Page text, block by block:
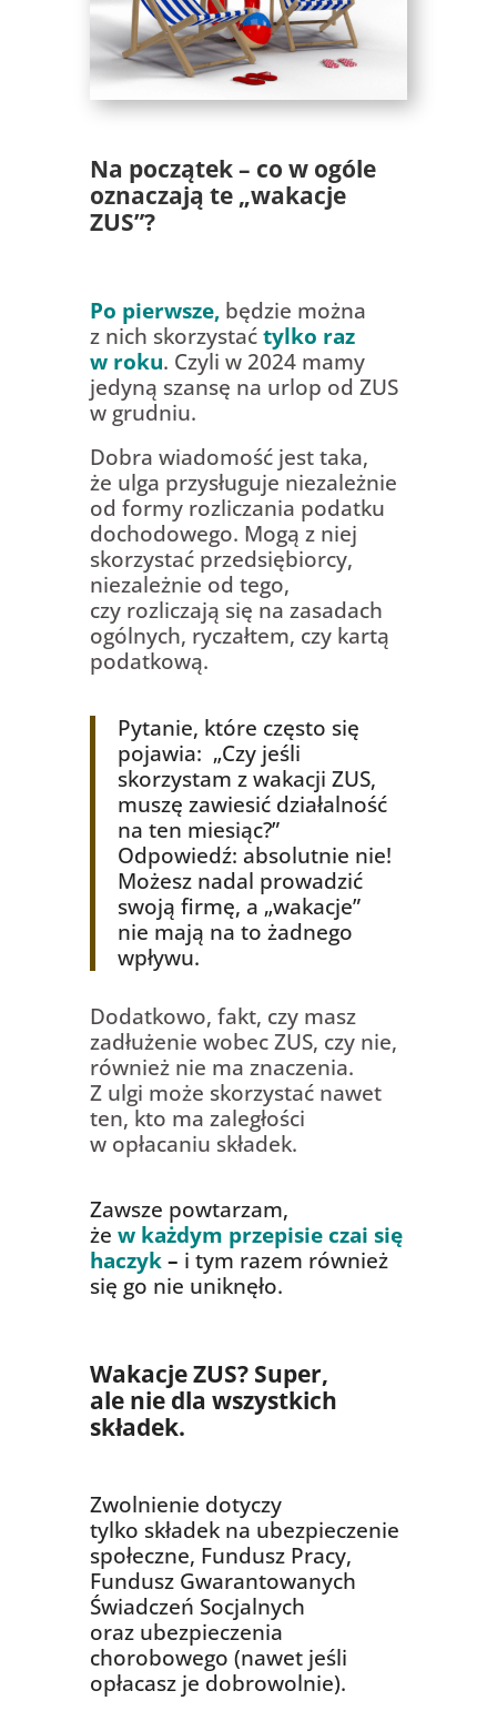
Na początek – co w ogóle
oznaczają te „wakacje
ZUS”?
Po pierwsze, będzie można
z nich skorzystaćtylko raz
w roku. Czyli w 2024 mamy
jedyną szansę na urlop od ZUS
w grudniu.
Dobra wiadomość jest taka,
że ulga przysługuje niezależnie
od formy rozliczania podatku
dochodowego. Mogą z niej
skorzystać przedsiębiorcy,
niezależnie od tego,
czy rozliczają się na zasadach
ogólnych, ryczałtem, czy kartą
podatkową.
Pytanie, które często się
pojawia: „Czy jeśli
skorzystam z wakacji ZUS,
muszę zawiesić działalność
na ten miesiąc?”
Odpowiedź: absolutnie nie!
Możesz nadal prowadzić
swoją firmę, a „wakacje”
nie mają na to żadnego
wpływu.
Dodatkowo, fakt, czy masz
zadłużenie wobec ZUS, czy nie,
również nie ma znaczenia.
Z ulgi może skorzystać nawet
ten, kto ma zaległości
w opłacaniu składek.
Zawsze powtarzam,
że w każdym przepisie czai się
haczyk– i tym razem również
się go nie uniknęło.
Wakacje ZUS? Super,
ale nie dla wszystkich
składek.
Zwolnienie dotyczy
tylko składek na ubezpieczenie
społeczne, Fundusz Pracy,
Fundusz Gwarantowanych
Świadczeń Socjalnych
oraz ubezpieczenia
chorobowego (nawet jeśli
opłacasz je dobrowolnie).